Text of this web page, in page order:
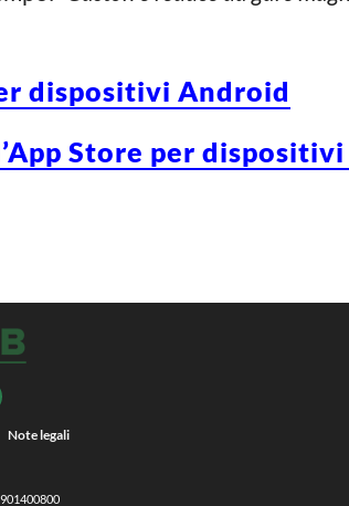
dispositivi Android
Store per dispositivi
Note legali